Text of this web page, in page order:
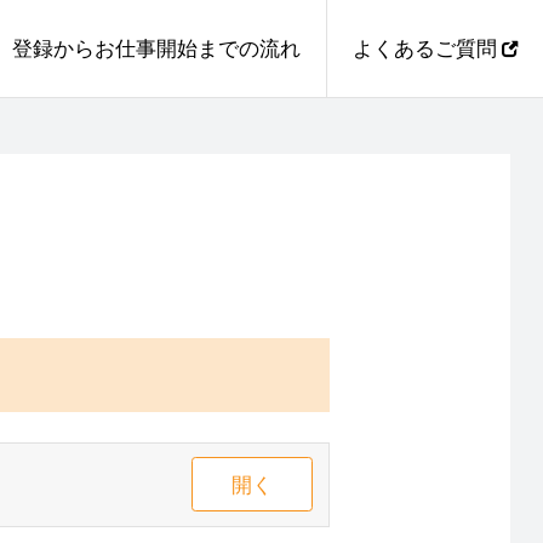
登録からお仕事開始までの流れ よくあるご質問
開く